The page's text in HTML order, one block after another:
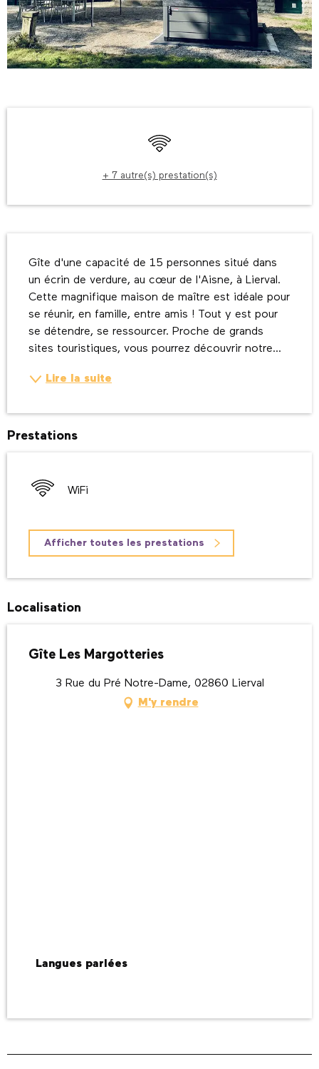
WiFi
+ 7 autre(s) prestation(s)
Gîte d'une capacité de 15 personnes situé dans
un écrin de verdure, au cœur de l'Aisne, à Lierval.
Cette magnifique maison de maître est idéale pour
se réunir, en famille, entre amis ! Tout y est pour
se détendre, se ressourcer. Proche de grands
sites touristiques, vous pourrez découvrir notre...
Lire la suite
Prestations
WiFi
Afficher toutes les prestations
Localisation
Gîte Les Margotteries
3 Rue du Pré Notre-Dame, 02860 Lierval
M'y rendre
Langues parlées
Langues parlées